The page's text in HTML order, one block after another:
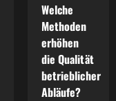
Welche
Methoden
erhöhen
die Qualität
betrieblicher
Abläufe?